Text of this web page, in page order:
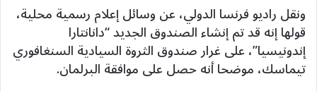
ونقل راديو فرنسا الدولي، عن وسائل إعلام رسمية محلية،
قولها إنه قد تم إنشاء الصندوق الجديد “دانانتارا
إندونيسيا”، على غرار صندوق الثروة السيادية السنغافوري
تيماسك، موضحا أنه حصل على موافقة البرلمان.